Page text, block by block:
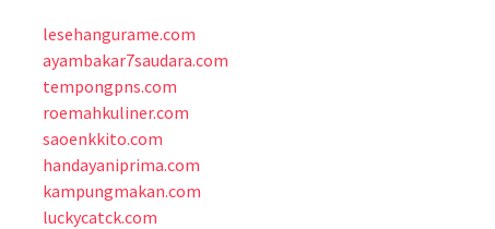
lesehangurame.com
ayambakar7saudara.com
tempongpns.com
roemahkuliner.com
saoenkkito.com
handayaniprima.com
kampungmakan.com
luckycatck.com